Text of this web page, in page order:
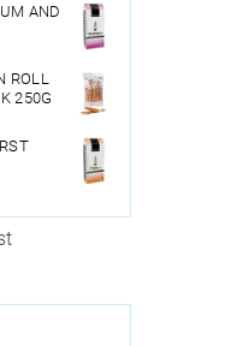
AND
ROLL
250G